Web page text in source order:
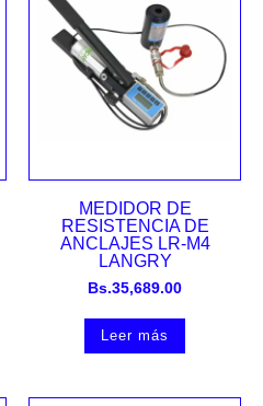
MEDIDOR DE
RESISTENCIA DE
ANCLAJES LR-M4
LANGRY
Bs.35,689.00
Leer más